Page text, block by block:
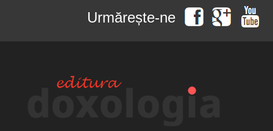
Urmărește-ne